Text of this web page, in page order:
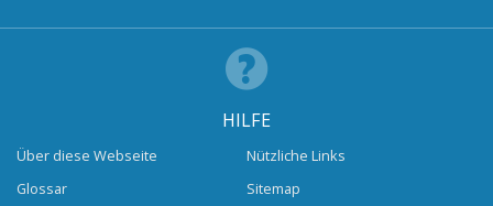
HILFE
Über diese Webseite
Glossar
Nützliche Links
Sitemap